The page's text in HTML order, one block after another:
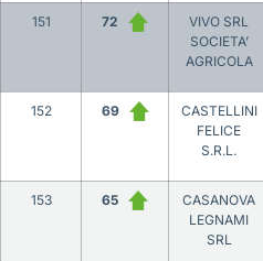
151 72
VIVO SRL
SOCIETA’
AGRICOLA
152 69
CASTELLINI
FELICE
S.R.L.
153 65
CASANOVA
LEGNAMI
SRL